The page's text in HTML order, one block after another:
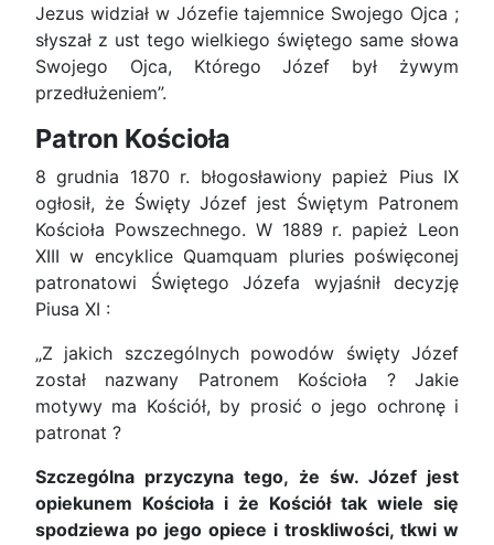
Jezus widział w Józefie tajemnice Swojego Ojca ;
słyszał z ust tego wielkiego świętego same słowa
Swojego Ojca, Którego Józef był żywym
przedłużeniem”.
Patron Kościoła
8 grudnia 1870 r. błogosławiony papież Pius IX
ogłosił, że Święty Józef jest Świętym Patronem
Kościoła Powszechnego. W 1889 r. papież Leon
XIII w encyklice Quamquam pluries poświęconej
patronatowi Świętego Józefa wyjaśnił decyzję
Piusa XI :
„Z jakich szczególnych powodów święty Józef
został nazwany Patronem Kościoła ? Jakie
motywy ma Kościół, by prosić o jego ochronę i
patronat ?
Szczególna przyczyna tego, że św. Józef jest
opiekunem Kościoła i że Kościół tak wiele się
spodziewa po jego opiece i troskliwości, tkwi w